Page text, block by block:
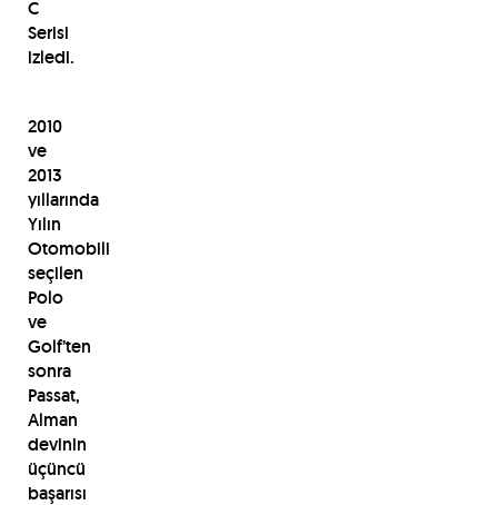
C
Serisi
izledi.
2010
ve
2013
yıllarında
Yılın
Otomobili
seçilen
Polo
ve
Golf’ten
sonra
Passat,
Alman
devinin
üçüncü
başarısı